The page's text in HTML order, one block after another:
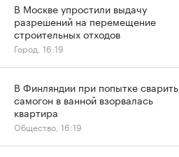
В Москве упростили выдачу
разрешений на перемещение
строительных отходов
Город, 16:19
В Финляндии при попытке сварить
самогон в ванной взорвалась
квартира
Общество, 16:19